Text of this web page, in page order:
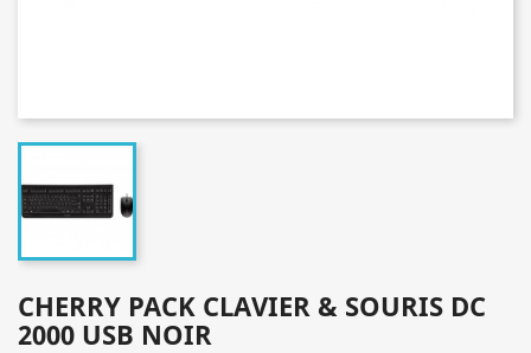
CHERRY PACK CLAVIER & SOURIS DC
2000 USB NOIR